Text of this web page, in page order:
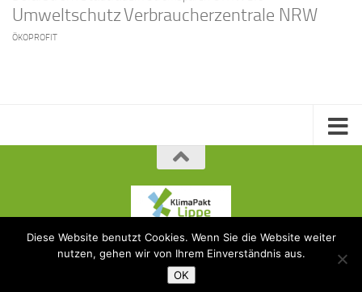
UmweltschutzVerbraucherzentrale NRW
ÖKOPROFIT
KlimaPakt Lippe © 2015
Diese Website benutzt Cookies. Wenn Sie die Website weiter
nutzen, gehen wir von Ihrem Einverständnis aus.
OK